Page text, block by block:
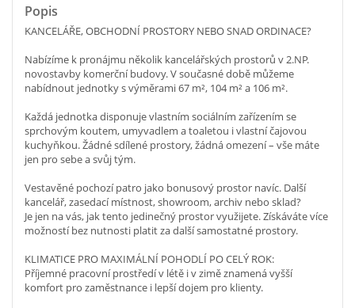
Popis
KANCELÁŘE, OBCHODNÍ PROSTORY NEBO SNAD ORDINACE?
Nabízíme k pronájmu několik kancelářských prostorů v 2.NP.
novostavby komerční budovy. V současné době můžeme
nabídnout jednotky s výměrami 67 m², 104 m² a 106 m².
Každá jednotka disponuje vlastním sociálním zařízením se
sprchovým koutem, umyvadlem a toaletou i vlastní čajovou
kuchyňkou. Žádné sdílené prostory, žádná omezení – vše máte
jen pro sebe a svůj tým.
Vestavěné pochozí patro jako bonusový prostor navíc. Další
kancelář, zasedací místnost, showroom, archiv nebo sklad?
Je jen na vás, jak tento jedinečný prostor využijete. Získáváte více
možností bez nutnosti platit za další samostatné prostory.
KLIMATICE PRO MAXIMÁLNÍ POHODLÍ PO CELÝ ROK:
Příjemné pracovní prostředí v létě i v zimě znamená vyšší
komfort pro zaměstnance i lepší dojem pro klienty.